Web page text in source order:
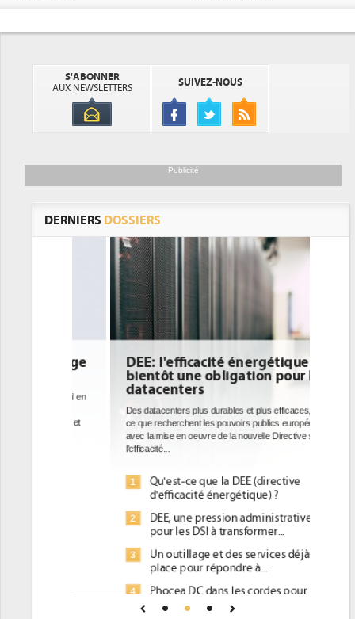
S'ABONNER
AUX NEWSLETTERS
SUIVEZ-NOUS
Publicité
DERNIERS DOSSIERS
DEE: l'efficacité énergétique
bientôt une obligation pour les
datacenters
Des datacenters plus durables et plus efficaces, c'est
ce que recherchent les pouvoirs publics européens
avec la mise en oeuvre de la nouvelle Directive sur
l'efficacité...
Qu'est-ce que la DEE (directive
d'efficacité énergétique) ?
DEE, une pression administrative
pour les DSI à transformer...
Un outillage et des services déjà en
place pour répondre à...
Phocea DC dans les cordes pour la